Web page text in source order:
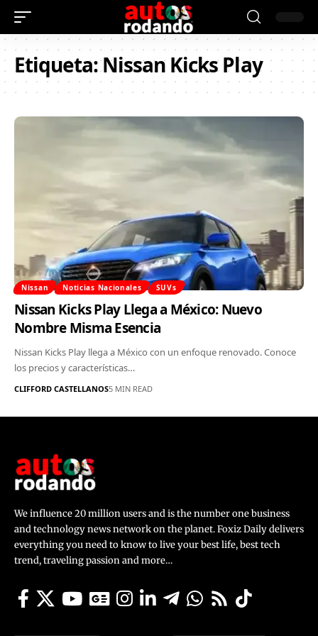
Etiqueta:Nissan Kicks Play
Nissan Noticias Nacionales SUVs
Nissan Kicks Play Llega a México: Nuevo
Nombre Misma Esencia
Nissan Kicks Play llega a México con un enfoque renovado. Conoce
los precios y características…
CLIFFORD CASTELLANOS5 MIN READ
We influence 20 million users and is the number one business
and technology news network on the planet. Foxiz Daily delivers
everything you need to know to live your best life, best tech
trend, traveling passion and more…